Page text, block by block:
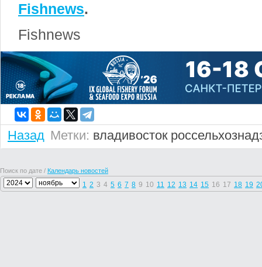
Fishnews.
Fishnews
Назад Метки: владивосток
Поиск по дате / Календарь новостей
1 2 3 4 5 6 7 8 9 10 11 12 13 14 15 16 17 18 19